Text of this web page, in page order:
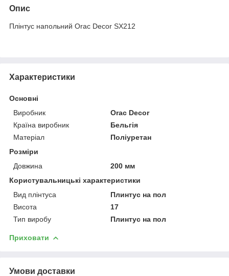
Опис
Плінтус напольний Orac Decor SX212
Характеристики
Основні
Виробник
Orac Decor
Країна виробник
Бельгія
Матеріал
Поліуретан
Розміри
Довжина
200 мм
Користувальницькі характеристики
Вид плінтуса
Плинтус на пол
Висота
17
Тип виробу
Плинтус на пол
Приховати
Умови доставки